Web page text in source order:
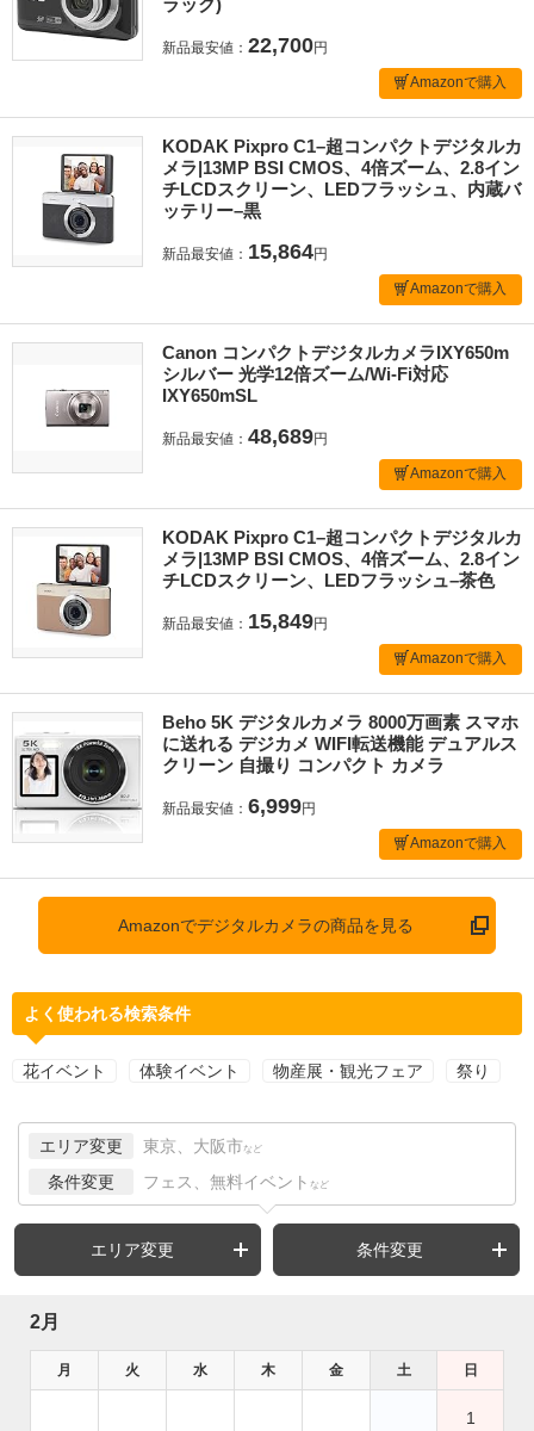
新品最安値： 22,700円
Amazonで購入
KODAK Pixpro C1–超コンパクトデジタルカ
メラ|13MP BSI CMOS、4倍ズーム、2.8イン
チLCDスクリーン、LEDフラッシュ、内蔵バ
ッテリー–黒
新品最安値： 15,864円
Amazonで購入
Canon コンパクトデジタルカメラIXY650m
シルバー 光学12倍ズーム/Wi-Fi対応
IXY650mSL
新品最安値： 48,689円
Amazonで購入
KODAK Pixpro C1–超コンパクトデジタルカ
メラ|13MP BSI CMOS、4倍ズーム、2.8イン
チLCDスクリーン、LEDフラッシュ–茶色
新品最安値： 15,849円
Amazonで購入
Beho 5K デジタルカメラ 8000万画素 スマホ
に送れる デジカメ WIFI転送機能 デュアルス
クリーン 自撮り コンパクト カメラ
新品最安値： 6,999円
Amazonで購入
Amazonでデジタルカメラの商品を見る
よく使われる検索条件
花イベント 体験イベント 物産展・観光フェア 祭り
エリア変更 東京、大阪市 など
条件変更 フェス、無料イベント など
エリア変更 条件変更
2月
月 火 水 木 金 土 日
1